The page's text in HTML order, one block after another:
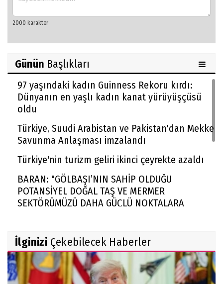
Günün Başlıkları
97 yaşındaki kadın Guinness Rekoru kırdı:
Dünyanın en yaşlı kadın kanat yürüyüşçüsü
oldu
Türkiye, Suudi Arabistan ve Pakistan'dan Mekke
Savunma Anlaşması imzalandı
Türkiye'nin turizm geliri ikinci çeyrekte azaldı
BARAN: "GÖLBAŞI’NIN SAHİP OLDUĞU
POTANSİYEL DOĞAL TAŞ VE MERMER
SEKTÖRÜMÜZÜ DAHA GÜÇLÜ NOKTALARA
Rekabet Kurumu market zincirinin devrine
'koşullu izin' verdi
FAA yüzlerce Boeing 737 Max uçağında çatlak
incelemesi istedi
İlginizi Çekebilecek Haberler